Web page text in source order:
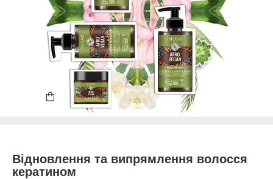
Відновлення та випрямлення волосся
кератином